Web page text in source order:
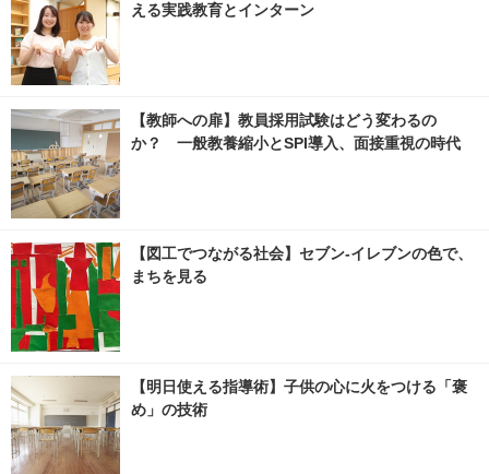
える実践教育とインターン
【教師への扉】教員採用試験はどう変わるの
か？ 一般教養縮小とSPI導入、面接重視の時代
【図工でつながる社会】セブン‐イレブンの色で、
まちを見る
【明日使える指導術】子供の心に火をつける「褒
め」の技術